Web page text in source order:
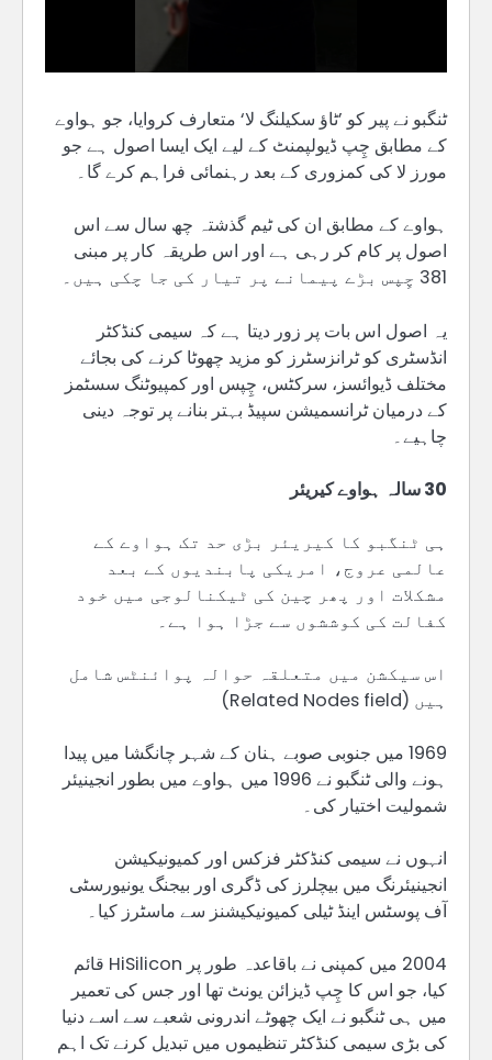
ٹنگبو نے پیر کو ’ٹاﺅ سکیلنگ لا‘ متعارف کروایا، جو ہواوے
کے مطابق چِپ ڈیولپمنٹ کے لیے ایک ایسا اصول ہے جو
مورز لا کی کمزوری کے بعد رہنمائی فراہم کرے گا۔
ہواوے کے مطابق ان کی ٹیم گذشتہ چھ سال سے اس
اصول پر کام کر رہی ہے اور اس طریقہ کار پر مبنی
381 چِپس بڑے پیمانے پر تیار کی جا چکی ہیں۔
یہ اصول اس بات پر زور دیتا ہے کہ سیمی کنڈکٹر
انڈسٹری کو ٹرانزسٹرز کو مزید چھوٹا کرنے کی بجائے
مختلف ڈیوائسز، سرکٹس، چِپس اور کمپیوٹنگ سسٹمز
کے درمیان ٹرانسمیشن سپیڈ بہتر بنانے پر توجہ دینی
چاہیے۔
30 سالہ ہواوے کیریئر
ہی ٹنگبو کا کیریئر بڑی حد تک ہواوے کے
عالمی عروج، امریکی پابندیوں کے بعد
مشکلات اور پھر چین کی ٹیکنالوجی میں خود
کفالت کی کوششوں سے جڑا ہوا ہے۔
اس سیکشن میں متعلقہ حوالہ پوائنٹس شامل
ہیں (Related Nodes field)
1969 میں جنوبی صوبے ہنان کے شہر چانگشا میں پیدا
ہونے والی ٹنگبو نے 1996 میں ہواوے میں بطور انجینیئر
شمولیت اختیار کی۔
انہوں نے سیمی کنڈکٹر فزکس اور کمیونیکیشن
انجینیئرنگ میں بیچلرز کی ڈگری اور بیجنگ یونیورسٹی
آف پوسٹس اینڈ ٹیلی کمیونیکیشنز سے ماسٹرز کیا۔
2004 میں کمپنی نے باقاعدہ طور پر HiSilicon قائم
کیا، جو اس کا چِپ ڈیزائن یونٹ تھا اور جس کی تعمیر
میں ہی ٹنگبو نے ایک چھوٹے اندرونی شعبے سے اسے دنیا
کی بڑی سیمی کنڈکٹر تنظیموں میں تبدیل کرنے تک اہم